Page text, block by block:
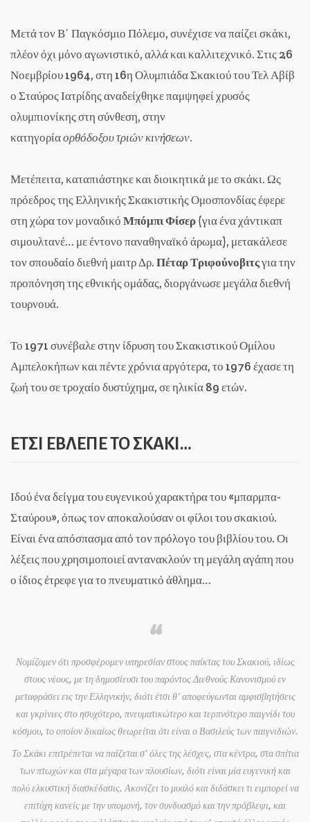
Μετά τον Β΄ Παγκόσμιο Πόλεμο, συνέχισε να παίζει σκάκι,
πλέον όχι μόνο αγωνιστικό, αλλά και καλλιτεχνικό. Στις 26
Νοεμβρίου 1964, στη 16η Ολυμπιάδα Σκακιού του Τελ Αβίβ
ο Σταύρος Ιατρίδης αναδείχθηκε παμψηφεί χρυσός
ολυμπιονίκης στη σύνθεση, στην
κατηγορίαορθόδοξου τριών κινήσεων.
Μετέπειτα, καταπιάστηκε και διοικητικά με το σκάκι. Ως
πρόεδρος της Ελληνικής Σκακιστικής Ομοσπονδίας έφερε
στη χώρα τον μοναδικόΜπόμπι Φίσερ(για ένα χάντικαπ
σιμουλτανέ… με έντονο παναθηναϊκό άρωμα), μετακάλεσε
τον σπουδαίο διεθνή μαιτρ Δρ.Πέταρ Τριφούνοβιτςγια την
προπόνηση της εθνικής ομάδας, διοργάνωσε μεγάλα διεθνή
τουρνουά.
Το 1971 συνέβαλε στην ίδρυση του Σκακιστικού Ομίλου
Αμπελοκήπων και πέντε χρόνια αργότερα, το 1976 έχασε τη
ζωή του σε τροχαίο δυστύχημα, σε ηλικία 89 ετών.
ΕΤΣΙ ΕΒΛΕΠΕ ΤΟ ΣΚΑΚΙ…
Ιδού ένα δείγμα του ευγενικού χαρακτήρα του «μπαρμπα-
Σταύρου», όπως τον αποκαλούσαν οι φίλοι του σκακιού.
Είναι ένα απόσπασμα από τον πρόλογο του βιβλίου του. Οι
λέξεις που χρησιμοποιεί αντανακλούν τη μεγάλη αγάπη που
ο ίδιος έτρεφε για το πνευματικό άθλημα…
Νομίζομεν ότι προσφέρομεν υπηρεσίαν στους παίκτας του Σκακιού, ιδίως
στους νέους, με τη δημοσίευσι του παρόντος Διεθνούς Κανονισμού εν
μεταφράσει εις την Ελληνικήν, διότι έτσι θ’ αποφεύγωνται αμφισβητήσεις
και γκρίνιες στο ησυχότερο, πνευματικώτερο και τερπνότερο παιγνίδι του
κόσμου, το οποίον δικαίως θεωρείται ότι είναι ο Βασιλεύς των παιγνιδιών.
Το Σκάκι επιτρέπεται να παίζεται σ’ όλες της λέσχες, στα κέντρα, στα σπίτια
των πτωχών και στα μέγαρα των πλουσίων, διότι είναι μία ευγενική και
πολύ ελκυστική διασκέδασις. Ακονίζει το μυαλό και διδάσκει τι ειμπορεί να
επιτύχη κανείς με την υπομονή, τον συνδυασμό και την πρόβλεψι, και